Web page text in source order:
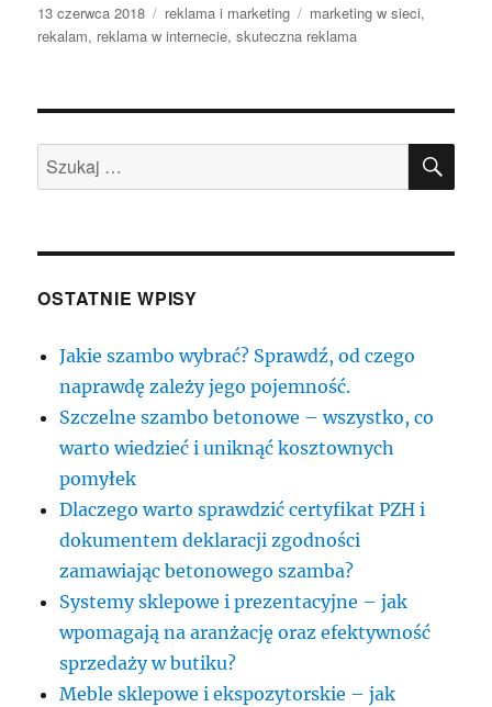
Data
publikacji
13 czerwca 2018 Kategorie
reklama i marketing Tagi
marketing w sieci,
rekalam, reklama w internecie,skuteczna reklama
Szukaj:
OSTATNIE WPISY
Jakie szambo wybrać? Sprawdź, od czego
naprawdę zależy jego pojemność.
Szczelne szambo betonowe – wszystko, co
warto wiedzieć i uniknąć kosztownych
pomyłek
Dlaczego warto sprawdzić certyfikat PZH i
dokumentem deklaracji zgodności
zamawiając betonowego szamba?
Systemy sklepowe i prezentacyjne – jak
wpomagają na aranżację oraz efektywność
sprzedaży w butiku?
Meble sklepowe i ekspozytorskie – jak